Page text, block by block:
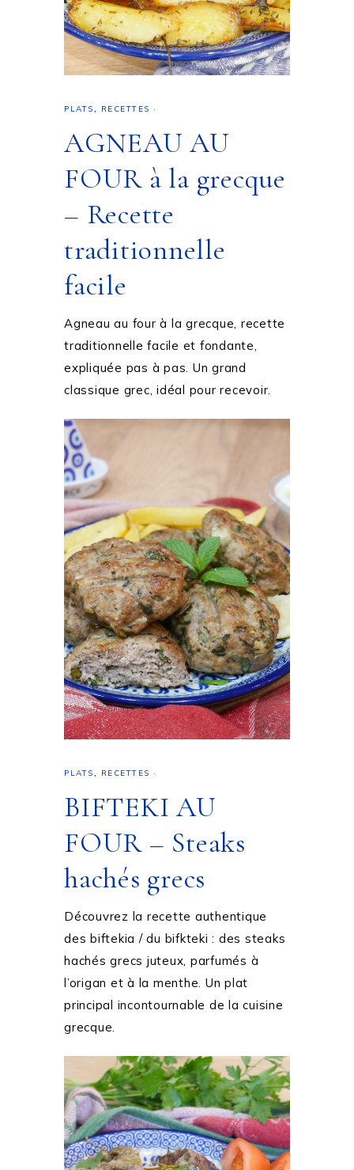
PLATS, RECETTES ·
AGNEAU AU
FOUR à la grecque
– Recette
traditionnelle
facile
Agneau au four à la grecque, recette
traditionnelle facile et fondante,
expliquée pas à pas. Un grand
classique grec, idéal pour recevoir.
PLATS, RECETTES ·
BIFTEKI AU
FOUR – Steaks
hachés grecs
Découvrez la recette authentique
des biftekia / du bifkteki : des steaks
hachés grecs juteux, parfumés à
l’origan et à la menthe. Un plat
principal incontournable de la cuisine
grecque.